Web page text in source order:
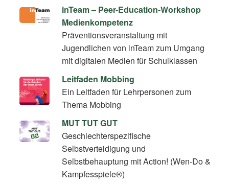
inTeam – Peer-Education-Workshop
Medienkompetenz
Präventionsveranstaltung mit
Jugendlichen von inTeam zum Umgang
mit digitalen Medien für Schulklassen
Leitfaden Mobbing
Ein Leitfaden für Lehrpersonen zum
Thema Mobbing
MUT TUT GUT
Geschlechterspezifische
Selbstverteidigung und
Selbstbehauptung mit Action! (Wen-Do &
Kampfesspiele®)